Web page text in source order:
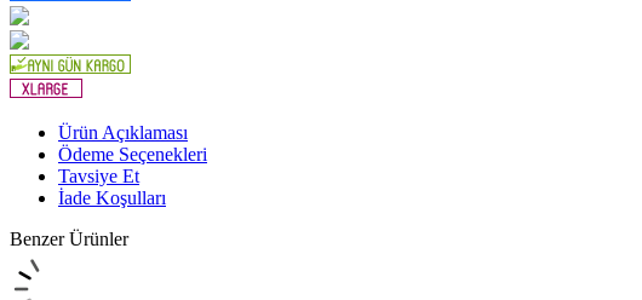
Ürün Açıklaması
Ödeme Seçenekleri
Tavsiye Et
İade Koşulları
Benzer Ürünler